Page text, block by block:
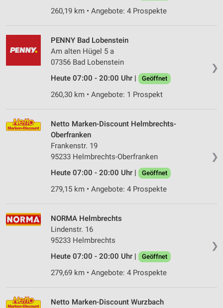
260,19 km • Angebote: 4 Prospekte
❯
PENNY Bad Lobenstein
Am alten Hügel 5 a
07356 Bad Lobenstein
Heute 07:00 - 20:00 Uhr |
Geöffnet
260,30 km • Angebote: 1 Prospekt
❯
Netto Marken-Discount Helmbrechts-
Oberfranken
Frankenstr. 19
95233 Helmbrechts-Oberfranken
Heute 07:00 - 20:00 Uhr |
Geöffnet
279,15 km • Angebote: 4 Prospekte
❯
NORMA Helmbrechts
Lindenstr. 16
95233 Helmbrechts
Heute 07:00 - 20:00 Uhr |
Geöffnet
279,69 km • Angebote: 4 Prospekte
Netto Marken-Discount Wurzbach